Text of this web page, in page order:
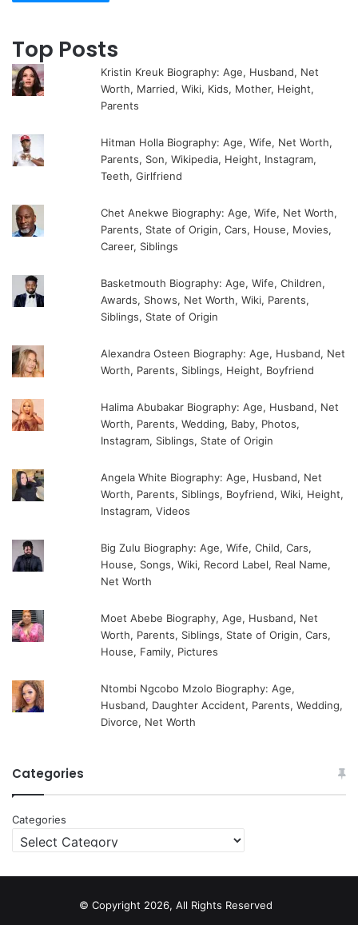
Top Posts
Kristin Kreuk Biography: Age, Husband, Net
Worth, Married, Wiki, Kids, Mother, Height,
Parents
Hitman Holla Biography: Age, Wife, Net Worth,
Parents, Son, Wikipedia, Height, Instagram,
Teeth, Girlfriend
Chet Anekwe Biography: Age, Wife, Net Worth,
Parents, State of Origin, Cars, House, Movies,
Career, Siblings
Basketmouth Biography: Age, Wife, Children,
Awards, Shows, Net Worth, Wiki, Parents,
Siblings, State of Origin
Alexandra Osteen Biography: Age, Husband, Net
Worth, Parents, Siblings, Height, Boyfriend
Halima Abubakar Biography: Age, Husband, Net
Worth, Parents, Wedding, Baby, Photos,
Instagram, Siblings, State of Origin
Angela White Biography: Age, Husband, Net
Worth, Parents, Siblings, Boyfriend, Wiki, Height,
Instagram, Videos
Big Zulu Biography: Age, Wife, Child, Cars,
House, Songs, Wiki, Record Label, Real Name,
Net Worth
Moet Abebe Biography, Age, Husband, Net
Worth, Parents, Siblings, State of Origin, Cars,
House, Family, Pictures
Ntombi Ngcobo Mzolo Biography: Age,
Husband, Daughter Accident, Parents, Wedding,
Divorce, Net Worth
Categories
Categories
© Copyright 2026, All Rights Reserved